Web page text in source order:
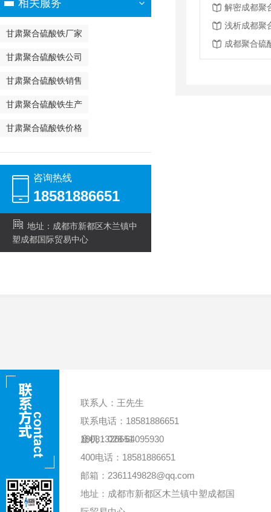
相关服务
甘肃聚合硫酸铁厂家
甘肃聚合硫酸铁公司
甘肃聚合硫酸铁销售
甘肃聚合硫酸铁生产
甘肃聚合硫酸铁价格
咨询热线
18581886651
地址：成都市新都区木兰镇中
塑成都国际贸易中心
浅析成都聚
成都聚合硫
联系人：王先生
联系电话：18581886651
19081326651
座机：028-64095930
400电话：18581886651
邮箱：2361149828@qq.com
地址：成都市新都区木兰镇中塑成都国